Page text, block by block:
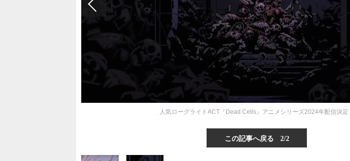
人気ローグライトACT『Dead Cells』アニメシリーズ2024年配信決定
この記事へ戻る 2/2